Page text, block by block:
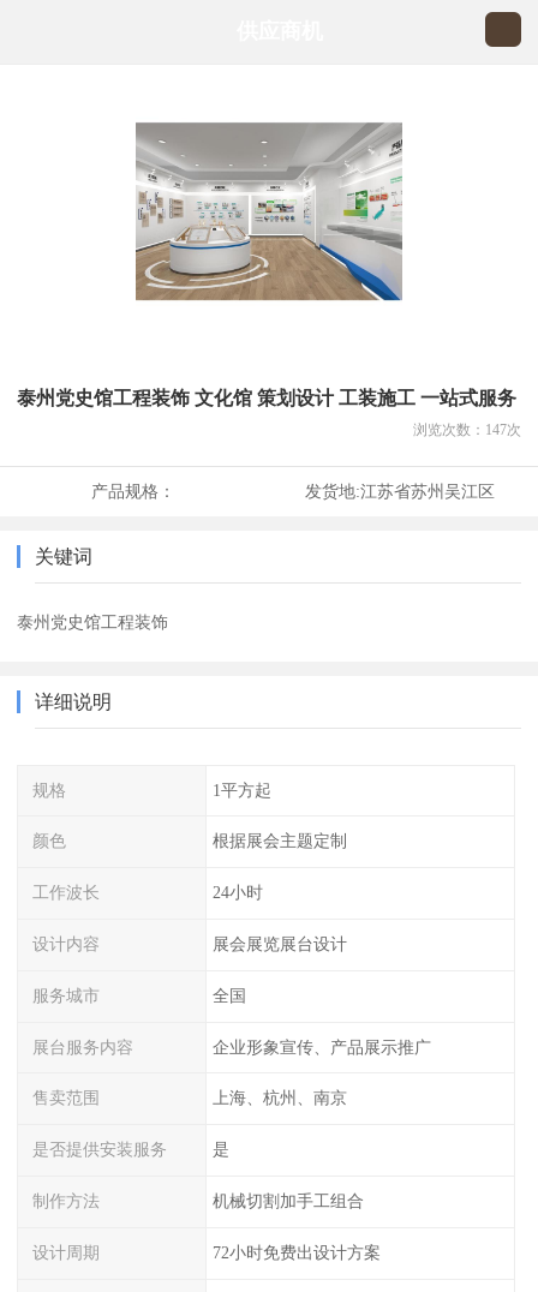
泰州党史馆工程装饰 文化馆 策划设计 工装施工 一站式服务
浏览次数： 147次
产品规格： 发货地:江苏省苏州吴江区
关键词
泰州党史馆工程装饰
详细说明
规格 1平方起
颜色 根据展会主题定制
工作波长 24小时
设计内容 展会展览展台设计
服务城市 全国
展台服务内容 企业形象宣传、产品展示推广
售卖范围 上海、杭州、南京
是否提供安装服务 是
制作方法 机械切割加手工组合
设计周期 72小时免费出设计方案